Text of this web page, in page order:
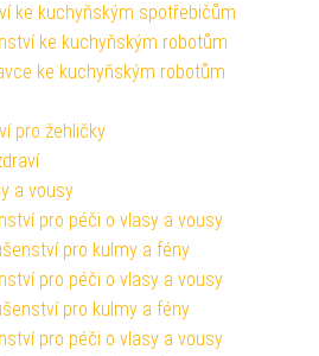
ke kuchyňským spotřebičům
ke kuchyňským robotům
ke kuchyňským robotům
pro žehličky
a vousy
pro péči o vlasy a vousy
pro kulmy a fény
pro péči o vlasy a vousy
pro kulmy a fény
pro péči o vlasy a vousy